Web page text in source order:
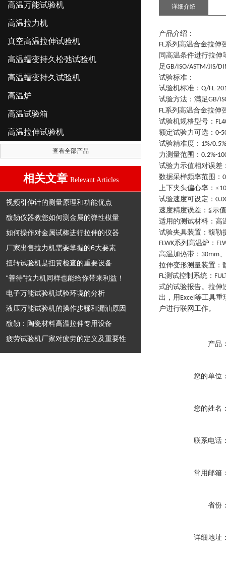
高温万能试验机
高温拉力机
真空高温拉伸试验机
高温蠕变持久松弛试验机
高温蠕变持久试验机
高温炉
高温试验箱
高温拉伸试验机
查看全部产品
相关文章 Relevant Articles
视频引伸计的测量原理和功能优点
馥勒仪器教您如何测金属的弹性模量
如何操作对金属试棒进行拉伸的仪器
厂家出售拉力机需要掌握的6大要素
扭转试验机是扭簧检查的重要设备
“善待”拉力机同样也能给你带来利益！
电子万能试验机试验环境的分析
液压万能试验机的操作步骤和漏油原因
馥勒：陶瓷材料高温拉伸专用设备
疲劳试验机厂家对疲劳的定义及重要性
详细介绍
产品介绍：
FL系列 高温合金拉伸
同高温条件进行拉伸
足GB/ISO/ASTM/JIS/
试验标准：
试验机标准 ： Q/FL-
试验方法 ： 满足GB/
FL系列 高温合金拉伸
试验机规格型号 ：
额定试验力可选 ： 0-
试验精准度 ： 1%/0.5%
力测量范围 ： 0.2%-
试验力示值相对误差
数据采样频率范围 ：
上下夹头偏心率 ： ≤10
试验速度可设定 ：
速度精度误差 ： ≦示
适用的测试材料 ： 高
试验夹具装置 ： 馥勒
FLWK系列高温炉 ：
高温加热带 ： 30mm、
拉伸变形测量装置 ：
FL测试控制系统 ：
式的试验报告。拉伸
出，用 Excel等工具重
户进行联网工作。
产品
您的单位
您的姓名
联系电话
常用邮箱
省份
详细地址